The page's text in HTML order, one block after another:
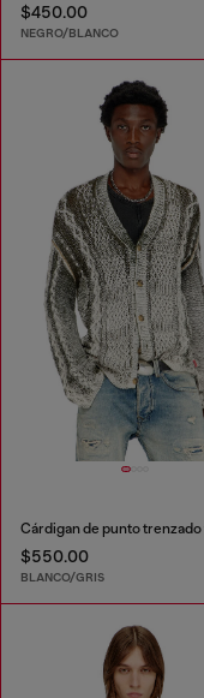
$450.00
NEGRO/BLANCO
$550.00
BLANCO/GRIS